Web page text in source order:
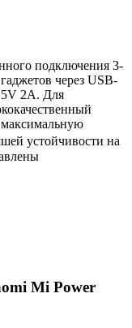
подключения 3-
через USB-
5V 2A. Для
устойчивости на
Mi Power